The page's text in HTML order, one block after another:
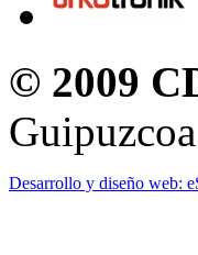
© 2009
Guipuzcoa
Desarrollo y diseño web: